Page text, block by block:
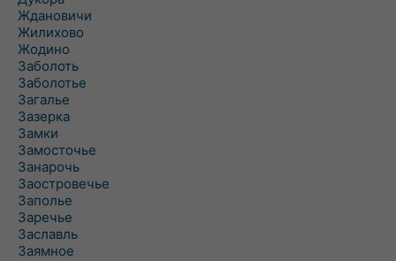
Ждановичи
Жилихово
Жодино
Заболоть
Заболотье
Загалье
Зазерка
Замки
Замосточье
Занарочь
Заостровечье
Заполье
Заречье
Заславль
Заямное